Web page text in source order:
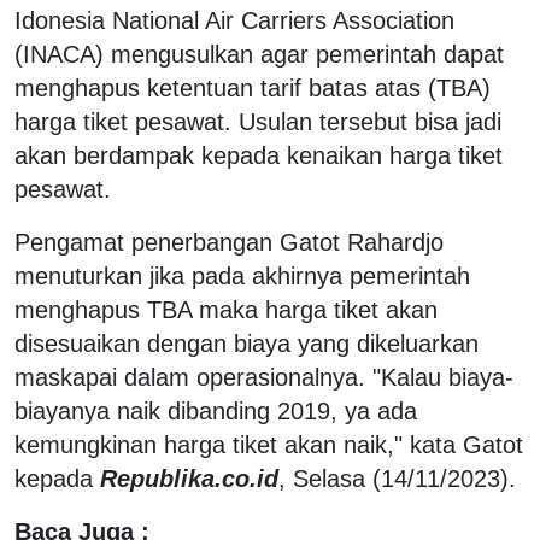
Idonesia National Air Carriers Association
(INACA) mengusulkan agar pemerintah dapat
menghapus ketentuan tarif batas atas (TBA)
harga tiket pesawat. Usulan tersebut bisa jadi
akan berdampak kepada kenaikan harga tiket
pesawat.
Pengamat penerbangan Gatot Rahardjo
menuturkan jika pada akhirnya pemerintah
menghapus TBA maka harga tiket akan
disesuaikan dengan biaya yang dikeluarkan
maskapai dalam operasionalnya. "Kalau biaya-
biayanya naik dibanding 2019, ya ada
kemungkinan harga tiket akan naik," kata Gatot
kepada Republika.co.id, Selasa (14/11/2023).
Baca Juga :